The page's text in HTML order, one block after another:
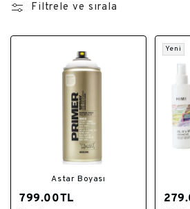
Filtrele ve sırala
Astar Boyası
799.00TL
Yeni